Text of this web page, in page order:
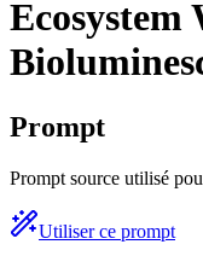
Ecosystem
Prompt
Prompt source utilisé
Utiliser ce prompt